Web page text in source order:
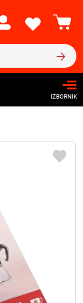
IZBORNIK